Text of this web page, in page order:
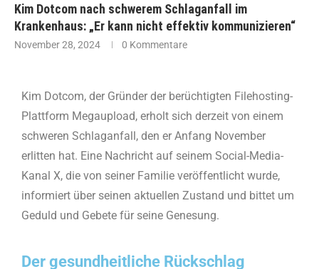
Kim Dotcom nach schwerem Schlaganfall im
Krankenhaus: „Er kann nicht effektiv kommunizieren“
November 28, 2024 0 Kommentare
Kim Dotcom, der Gründer der berüchtigten Filehosting-
Plattform Megaupload, erholt sich derzeit von einem
schweren Schlaganfall, den er Anfang November
erlitten hat. Eine Nachricht auf seinem Social-Media-
Kanal X, die von seiner Familie veröffentlicht wurde,
informiert über seinen aktuellen Zustand und bittet um
Geduld und Gebete für seine Genesung.
Der gesundheitliche Rückschlag